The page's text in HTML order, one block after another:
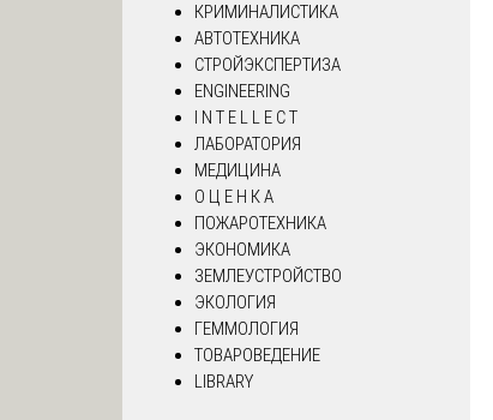
КРИМИНАЛИСТИКА
АВТОТЕХНИКА
СТРОЙЭКСПЕРТИЗА
ENGINEERING
I N T E L L E C T
ЛАБОРАТОРИЯ
МЕДИЦИНА
О Ц Е Н К А
ПОЖАРОТЕХНИКА
ЭКОНОМИКА
ЗЕМЛЕУСТРОЙСТВО
ЭКОЛОГИЯ
ГЕММОЛОГИЯ
ТОВАРОВЕДЕНИЕ
LIBRARY